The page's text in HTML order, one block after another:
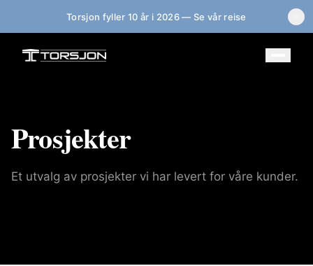
Torsjon fyller 10 år i 2026 — Se vår reise
Prosjekter
Et utvalg av prosjekter vi har levert for våre kunder.